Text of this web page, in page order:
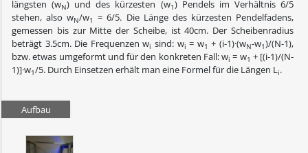
längsten (wN) und des kürzesten (w1) Pendels im Verhältnis 6/5
stehen, also wN/w1
= 6/5. Die Länge des kürzesten Pendelfadens,
gemessen bis zur Mitte der Scheibe, ist 40cm. Der Scheibenradius
beträgt 3.5cm. Die Frequenzen wi sind: wi = w1 + (i-1)·(wN-w1)/(N-1),
bzw. etwas umgeformt und für den konkreten Fall:wi = w1 + [(i-1)/(N-
1)]·w1/5. Durch Einsetzen erhält man eine Formel für die Längen Li.
Aufbau